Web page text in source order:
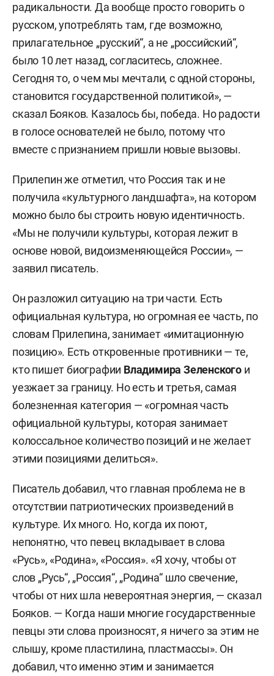
радикальности. Да вообще просто говорить о
русском, употреблять там, где возможно,
прилагательное „русский“, а не „российский“,
было 10 лет назад, согласитесь, сложнее.
Сегодня то, о чем мы мечтали, с одной стороны,
становится государственной политикой», —
сказал Бояков. Казалось бы, победа. Но радости
в голосе основателей не было, потому что
вместе с признанием пришли новые вызовы.
Прилепин же отметил, что Россия так и не
получила «культурного ландшафта», на котором
можно было бы строить новую идентичность.
«Мы не получили культуры, которая лежит в
основе новой, видоизменяющейся России», —
заявил писатель.
Он разложил ситуацию на три части. Есть
официальная культура, но огромная ее часть, по
словам Прилепина, занимает «имитационную
позицию». Есть откровенные противники — те,
кто пишет биографии Владимира Зеленского и
уезжает за границу. Но есть и третья, самая
болезненная категория — «огромная часть
официальной культуры, которая занимает
колоссальное количество позиций и не желает
этими позициями делиться».
Писатель добавил, что главная проблема не в
отсутствии патриотических произведений в
культуре. Их много. Но, когда их поют,
непонятно, что певец вкладывает в слова
«Русь», «Родина», «Россия». «Я хочу, чтобы от
слов „Русь“, „Россия“, „Родина“ шло свечение,
чтобы от них шла невероятная энергия, — сказал
Бояков. — Когда наши многие государственные
певцы эти слова произносят, я ничего за этим не
слышу, кроме пластилина, пластмассы». Он
добавил, что именно этим и занимается